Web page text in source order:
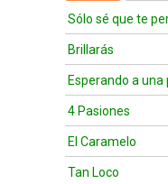
Sólo sé que te
Brillarás
Esperando a una
4 Pasiones
El Caramelo
Tan Loco